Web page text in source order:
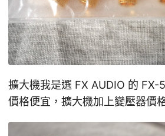
擴大機我是選 FX AUDIO 的 FX-
價格便宜，擴大機加上變壓器價